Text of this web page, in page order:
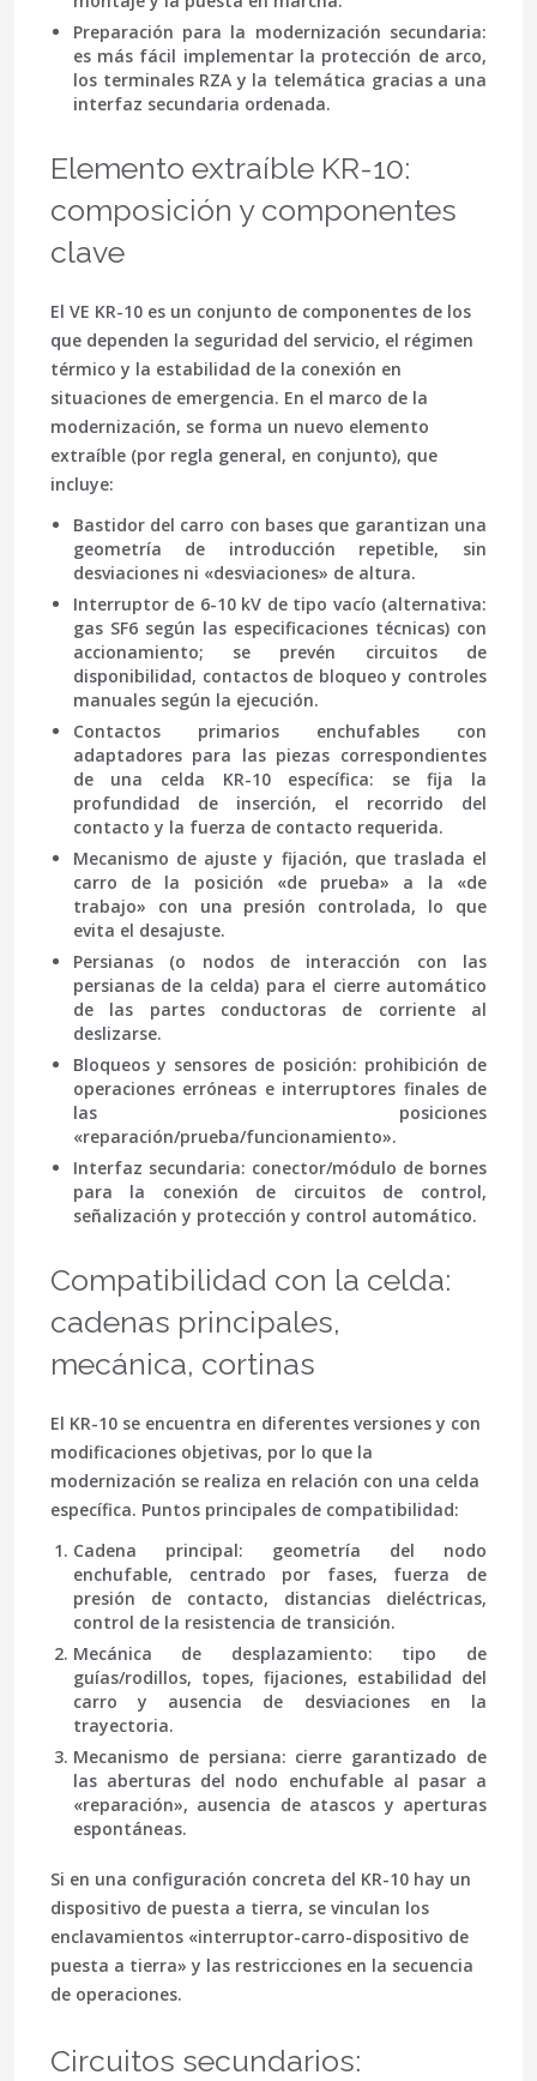
Preparación para la modernización secundaria:
es más fácil implementar la protección de arco,
los terminales RZA y la telemática gracias a una
interfaz secundaria ordenada.
Elemento extraíble KR-10:
composición y componentes
clave
El VE KR-10 es un conjunto de componentes de los
que dependen la seguridad del servicio, el régimen
térmico y la estabilidad de la conexión en
situaciones de emergencia. En el marco de la
modernización, se forma un nuevo elemento
extraíble (por regla general, en conjunto), que
incluye:
Bastidor del carro con bases que garantizan una
geometría de introducción repetible, sin
desviaciones ni «desviaciones» de altura.
Interruptor de 6-10 kV de tipo vacío (alternativa:
gas SF6 según las especificaciones técnicas) con
accionamiento; se prevén circuitos de
disponibilidad, contactos de bloqueo y controles
manuales según la ejecución.
Contactos primarios enchufablescon
adaptadores para las piezas correspondientes
de una celda KR-10 específica: se fija la
profundidad de inserción, el recorrido del
contacto y la fuerza de contacto requerida.
Mecanismo de ajuste y fijación, que traslada el
carro de la posición «de prueba» a la «de
trabajo» con una presión controlada, lo que
evita el desajuste.
Persianas(o nodos de interacción con las
persianas de la celda) para el cierre automático
de las partes conductoras de corriente al
deslizarse.
Bloqueos y sensores de posición: prohibición de
operaciones erróneas e interruptores finales de
las posiciones
«reparación/prueba/funcionamiento».
Interfaz secundaria: conector/módulo de bornes
para la conexión de circuitos de control,
señalización y protección y control automático.
Compatibilidad con la celda:
cadenas principales,
mecánica, cortinas
El KR-10 se encuentra en diferentes versiones y con
modificaciones objetivas, por lo que la
modernización se realiza en relación con una celda
específica. Puntos principales de compatibilidad:
Cadena principal: geometría del nodo
enchufable, centrado por fases, fuerza de
presión de contacto, distancias dieléctricas,
control de la resistencia de transición.
Mecánica de desplazamiento: tipo de
guías/rodillos, topes, fijaciones, estabilidad del
carro y ausencia de desviaciones en la
trayectoria.
Mecanismo de persiana: cierre garantizado de
las aberturas del nodo enchufable al pasar a
«reparación», ausencia de atascos y aperturas
espontáneas.
Si en una configuración concreta del KR-10 hay un
dispositivo de puesta a tierra, se vinculan los
enclavamientos «interruptor-carro-dispositivo de
puesta a tierra» y las restricciones en la secuencia
de operaciones.
Circuitos secundarios: